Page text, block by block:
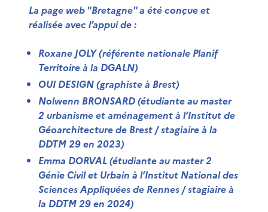
La page web "Bretagne" a été conçue et
réalisée avec l’appui de :
Roxane JOLY(référente nationale Planif
Territoire à la DGALN)
OUI DESIGN(graphiste à Brest)
Nolwenn BRONSARD(étudiante au master
2 urbanisme et aménagement à l’Institut de
Géoarchitecture de Brest / stagiaire à la
DDTM 29 en 2023)
Emma DORVAL(étudiante au master 2
Génie Civil et Urbain à l’Institut National des
Sciences Appliquées de Rennes / stagiaire à
la DDTM 29 en 2024)